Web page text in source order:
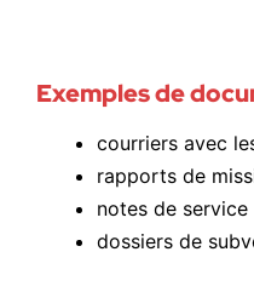
Exemples de
courriers avec
rapports de
notes de service
dossiers de